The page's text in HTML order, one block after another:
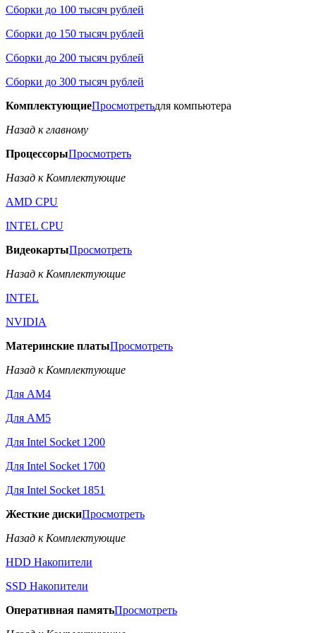
Сборки до 100 тысяч рублей
Сборки до 150 тысяч рублей
Сборки до 200 тысяч рублей
Сборки до 300 тысяч рублей
КомплектующиеПросмотретьдля компьютера
Назад к главному
ПроцессорыПросмотреть
Назад к Комплектующие
AMD CPU
INTEL CPU
ВидеокартыПросмотреть
Назад к Комплектующие
INTEL
NVIDIA
Материнские платыПросмотреть
Назад к Комплектующие
Для AM4
Для AM5
Для Intel Socket 1200
Для Intel Socket 1700
Для Intel Socket 1851
Жесткие дискиПросмотреть
Назад к Комплектующие
HDD Накопители
SSD Накопители
Оперативная памятьПросмотреть